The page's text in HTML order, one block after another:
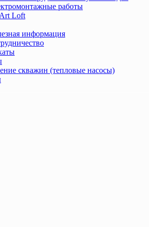
работы
Loft
информация
скважин (тепловые насосы)